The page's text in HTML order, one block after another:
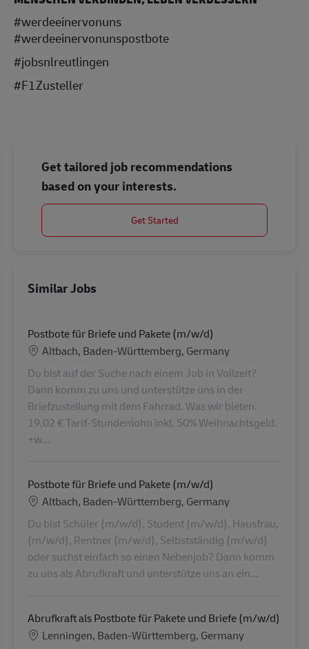
#werdeeinervonuns
#werdeeinervonunspostbote
#jobsnlreutlingen
#F1Zusteller
Get tailored job recommendations
based on your interests.
Get Started
Similar Jobs
Postbote für Briefe und Pakete (m/w/d)
Location
Altbach, Baden-Württemberg, Germany
Du bist auf der Suche nach einem Job in Vollzeit?
Dann komm zu uns und unterstütze uns in der
Briefzustellung mit dem Fahrrad. Was wir bieten.
19,02 € Tarif-Stundenlohn inkl. 50% Weihnachtsgeld.
+w...
Postbote für Briefe und Pakete (m/w/d)
Location
Altbach, Baden-Württemberg, Germany
Du bist Schüler (m/w/d), Student (m/w/d), Hausfrau,
(m/w/d), Rentner (m/w/d), Selbstständig (m/w/d)
oder suchst einfach so einen Nebenjob? Dann komm
zu uns als Abrufkraft und unterstütze uns an ein...
Abrufkraft als Postbote für Pakete und Briefe (m/w/d)
Location
Lenningen, Baden-Württemberg, Germany